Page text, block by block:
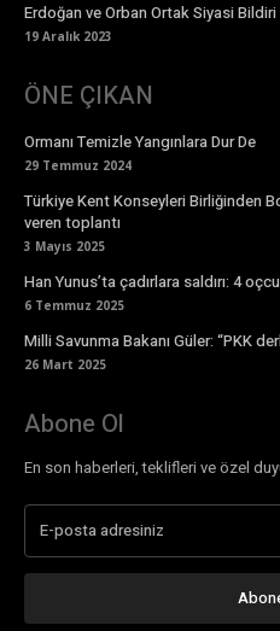
Erdoğan ve Orban Ortak Siyasi Bildiri
19 Aralık 2023
ÖNE ÇIKAN
Ormanı Temizle Yangınlara Dur De
29 Temmuz 2024
Türkiye Kent Konseyleri Birliğinden
veren toplantı
3 Mayıs 2025
Han Yunus’ta çadırlara saldırı: 4
6 Temmuz 2025
Milli Savunma Bakanı Güler: “PKK
26 Mart 2025
Abone Ol
En son haberleri, teklifleri ve özel